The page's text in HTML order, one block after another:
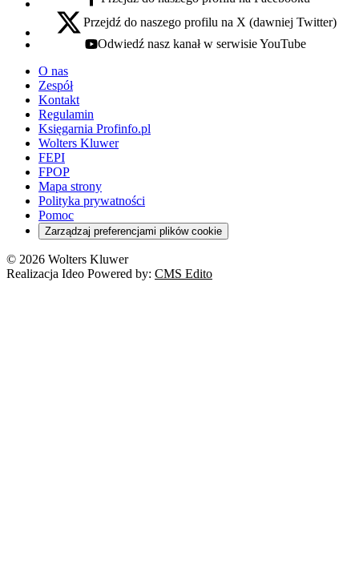
facebook - otwiera się w nowej karcie
x - otwiera się w nowej karcie
Przejdź do naszego profilu na X (dawniej Twitter)
youtube - otwiera się w nowej karcie
Odwiedź nasz kanał w serwisie YouTube
O nas
Zespół
Kontakt
Regulamin
Księgarnia Profinfo.pl
Wolters Kluwer
FEPI
FPOP
Mapa strony
Polityka prywatności
Pomoc
Zarządzaj preferencjami plików cookie
© 2026 Wolters Kluwer
Realizacja Ideo Powered by: CMS Edito